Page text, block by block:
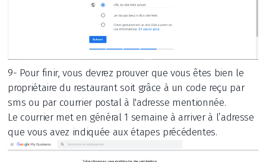
9- Pour finir, vous devrez prouver que vous êtes bien le
propriétaire du restaurant soit grâce à un code reçu par
sms ou par courrier postal à l'adresse mentionnée.
Le courrier met en général 1 semaine à arriver à l’adresse
que vous avez indiquée aux étapes précédentes.